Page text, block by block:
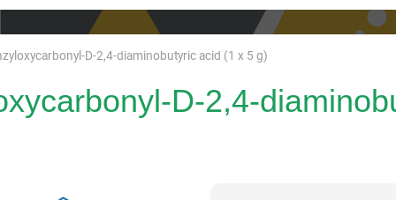
D-2,4-diaminobutyric acid (1 x 5 g)
D-2,4-